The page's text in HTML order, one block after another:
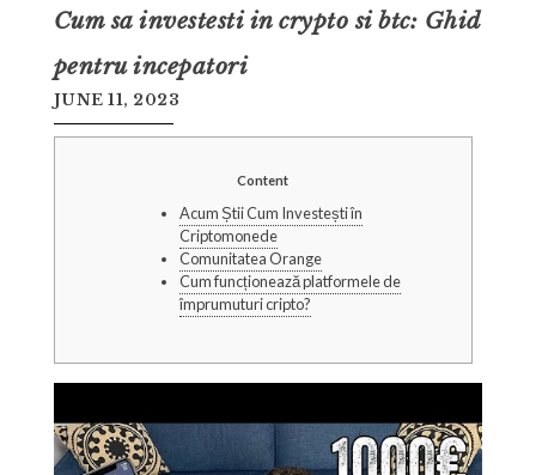
Cum sa investesti in crypto si btc: Ghid
pentru incepatori
JUNE 11, 2023
Content
Acum Știi Cum Investești în
Criptomonede
Comunitatea Orange
Cum funcționează platformele de
împrumuturi cripto?